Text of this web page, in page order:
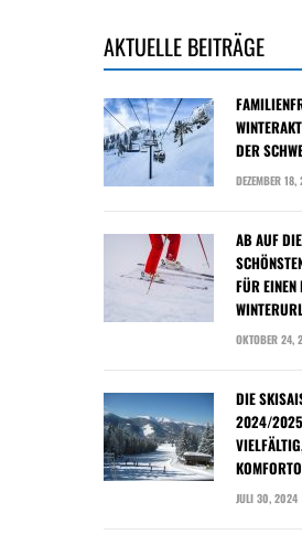
AKTUELLE BEITRÄGE
DER
DEZEMBER
AB AUF
FÜR EINEN
OKTOBER 24,
DIE
2024/
JULI 30, 2024